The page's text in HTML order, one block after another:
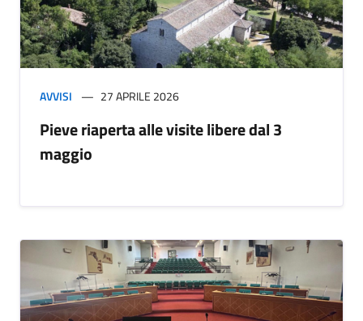
AVVISI 27 APRILE 2026
Pieve riaperta alle visite libere dal 3
maggio